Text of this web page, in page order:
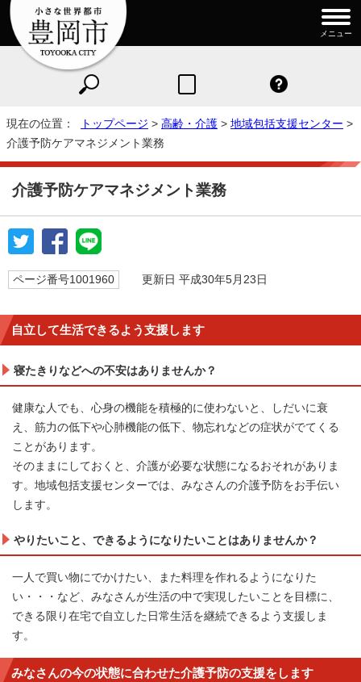
メニュー
現在の位置： トップページ > 高齢・介護 > 地域包括支援センター >
介護予防ケアマネジメント業務
介護予防ケアマネジメント業務
ページ番号1001960 更新日 平成30年5月23日
自立して生活できるよう支援します
寝たきりなどへの不安はありませんか？
健康な人でも、心身の機能を積極的に使わないと、しだいに衰
え、筋力の低下や心肺機能の低下、物忘れなどの症状がでてくる
ことがあります。
そのままにしておくと、介護が必要な状態になるおそれがありま
す。地域包括支援センターでは、みなさんの介護予防をお手伝い
します。
やりたいこと、できるようになりたいことはありませんか？
一人で買い物にでかけたい、また料理を作れるようになりた
い・・・など、みなさんが生活の中で実現したいことを目標に、
できる限り在宅で自立した日常生活を継続できるよう支援しま
す。
みなさんの今の状態に合わせた介護予防の支援をします